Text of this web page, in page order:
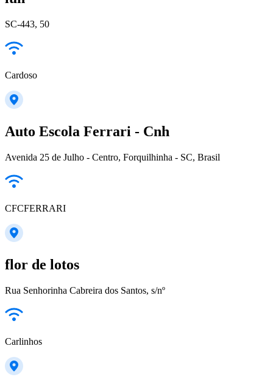
SC-443, 50
Cardoso
Auto Escola Ferrari - Cnh
Avenida 25 de Julho - Centro, Forquilhinha - SC, Brasil
CFCFERRARI
flor de lotos
Rua Senhorinha Cabreira dos Santos, s/nº
Carlinhos